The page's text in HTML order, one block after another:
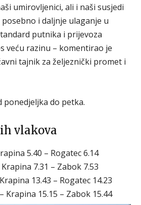
umirovljenici, ali i naši susjedi
posebno i daljnje ulaganje u
putnika i prijevoza
veću razinu – komentirao je
tajnik za željeznički promet i
ponedjeljka do petka.
vlakova
5.40 – Rogatec 6.14
7.31 – Zabok 7.53
13.43 – Rogatec 14.23
Krapina 15.15 – Zabok 15.44